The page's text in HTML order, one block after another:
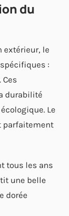
du
extérieur, le
:
. Ces
durabilité
Le
parfaitement
tous les ans
une belle
dorée